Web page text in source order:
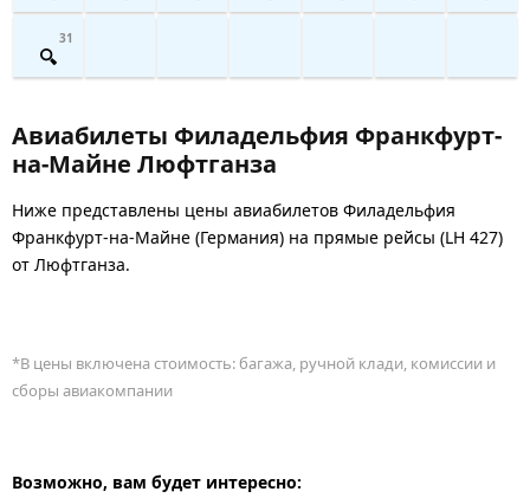
31
Авиабилеты Филадельфия Франкфурт-
на-Майне Люфтганза
Ниже представлены цены авиабилетов Филадельфия
Франкфурт-на-Майне (Германия) на прямые рейсы (LH 427)
от Люфтганза.
*В цены включена стоимость: багажа, ручной клади, комиссии и
сборы авиакомпании
Возможно, вам будет интересно: